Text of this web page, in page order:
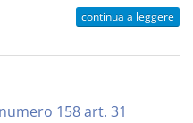
continua a leggere
158 art. 31